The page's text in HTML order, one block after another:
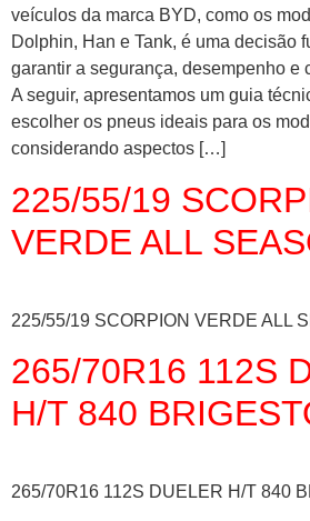
veículos da marca BYD, como os
Dolphin, Han e Tank, é uma decisão
garantir a segurança, desempenho e
A seguir, apresentamos um guia
escolher os pneus ideais para os
considerando aspectos […]
225/55/19
VERDE ALL
225/55/19 SCORPION VERDE ALL
265/70R16 112S
H/T 840
265/70R16 112S DUELER H/T 840